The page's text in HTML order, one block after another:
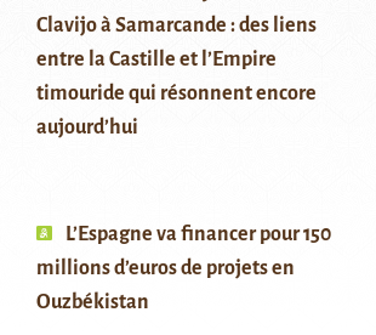
Clavijo à Samarcande : des liens
entre la Castille et l’Empire
timouride qui résonnent encore
aujourd’hui
L’Espagne va financer pour 150
millions d’euros de projets en
Ouzbékistan